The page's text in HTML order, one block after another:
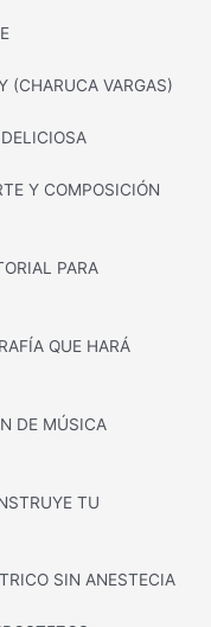
(CHARUCA VARGAS)
Y COMPOSICIÓN
PARA
QUE HARÁ
DE MÚSICA
TU
SIN ANESTECIA